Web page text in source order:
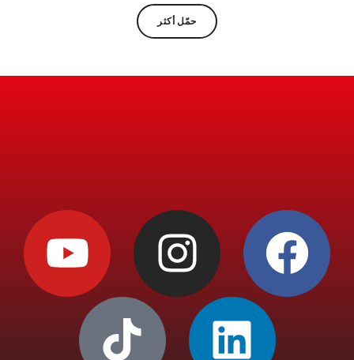
حمّل أكثر